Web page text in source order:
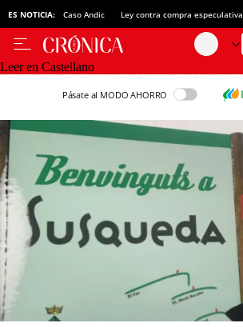
ES NOTICIA: Caso Andic Ley contra compra especulativa
Leer en Castellano
Pásate al MODO AHORRO